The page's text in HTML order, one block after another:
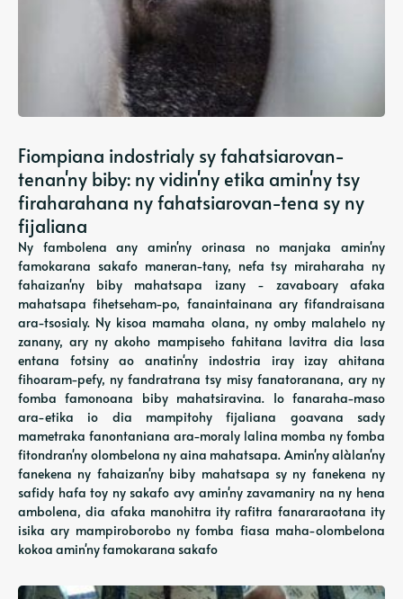
Fiompiana indostrialy sy fahatsiarovan-
tenan'ny biby: ny vidin'ny etika amin'ny tsy
firaharahana ny fahatsiarovan-tena sy ny
fijaliana
Ny fambolena any amin'ny orinasa no manjaka amin'ny
famokarana sakafo maneran-tany, nefa tsy miraharaha ny
fahaizan'ny biby mahatsapa izany - zavaboary afaka
mahatsapa fihetseham-po, fanaintainana ary fifandraisana
ara-tsosialy. Ny kisoa mamaha olana, ny omby malahelo ny
zanany, ary ny akoho mampiseho fahitana lavitra dia lasa
entana fotsiny ao anatin'ny indostria iray izay ahitana
fihoaram-pefy, ny fandratrana tsy misy fanatoranana, ary ny
fomba famonoana biby mahatsiravina. Io fanaraha-maso
ara-etika io dia mampitohy fijaliana goavana sady
mametraka fanontaniana ara-moraly lalina momba ny fomba
fitondran'ny olombelona ny aina mahatsapa. Amin'ny alàlan'ny
fanekena ny fahaizan'ny biby mahatsapa sy ny fanekena ny
safidy hafa toy ny sakafo avy amin'ny zavamaniry na ny hena
ambolena, dia afaka manohitra ity rafitra fanararaotana ity
isika ary mampiroborobo ny fomba fiasa maha-olombelona
kokoa amin'ny famokarana sakafo